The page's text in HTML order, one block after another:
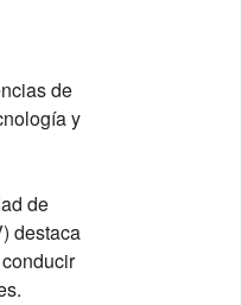
de
y
de
destaca